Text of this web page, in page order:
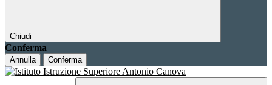
Chiudi
Conferma
Annulla Conferma